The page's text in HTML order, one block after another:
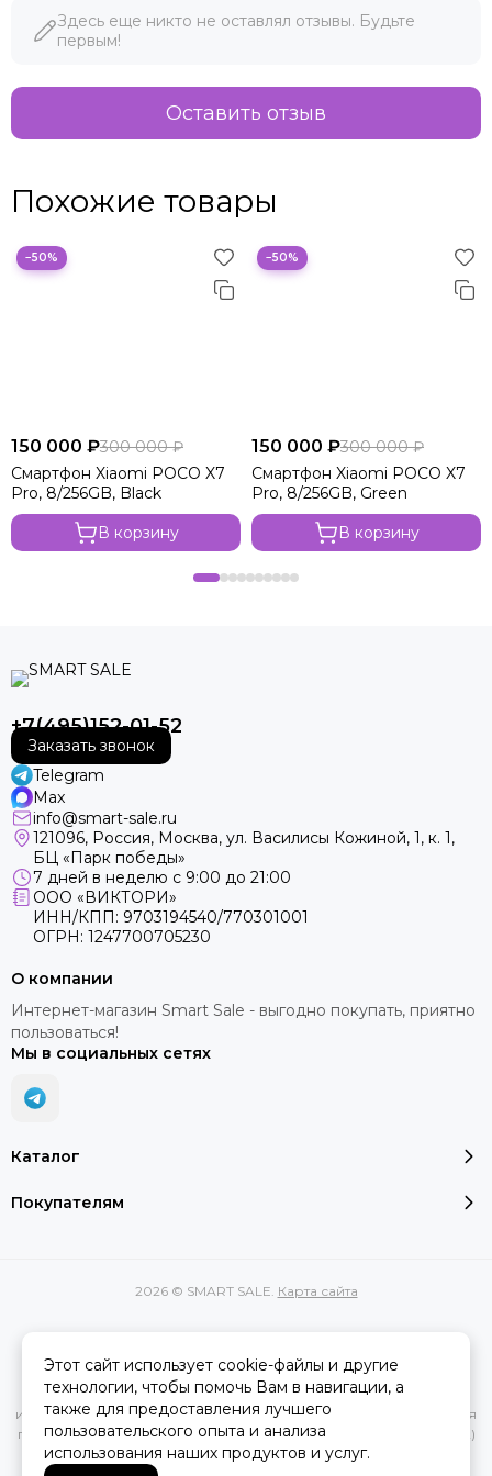
Здесь еще никто не оставлял отзывы. Будьте
первым!
Оставить отзыв
Похожие товары
−50%
150 000 ₽300 000 ₽
Смартфон Xiaomi POCO X7
Pro, 8/256GB, Black
В корзину
−50%
150 000 ₽300 000 ₽
Смартфон Xiaomi POCO X7
Pro, 8/256GB, Green
В корзину
+7(495)152-01-52
Заказать звонок
Telegram
Max
info@smart-sale.ru
121096, Россия, Москва, ул. Василисы Кожиной, 1, к. 1,
БЦ «Парк победы»
7 дней в неделю с 9:00 до 21:00
ООО «ВИКТОРИ»
ИНН/КПП: 9703194540/770301001
ОГРН: 1247700705230
Каталог
Покупателям
О компании
Интернет-магазин Smart Sale - выгодно покупать, приятно
пользоваться!
Мы в социальных сетях
2026 © SMART SALE. Карта сайта
Вся представленная на сайте информация, касающаяся
характеристик, стоимости товаров и услуг, носит
информационный характер и ни при каких условиях не является
публичной офертой, определяемой положениями Статьи 437(2)
Гражданского кодекса РФ.
Этот сайт использует cookie-файлы и другие
технологии, чтобы помочь Вам в навигации, а
также для предоставления лучшего
пользовательского опыта и анализа
использования наших продуктов и услуг.